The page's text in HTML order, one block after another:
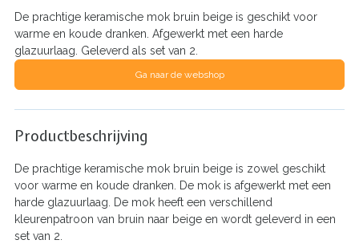
De prachtige keramische mok bruin beige is geschikt voor
warme en koude dranken. Afgewerkt met een harde
glazuurlaag. Geleverd als set van 2.
Ga naar de webshop
Productbeschrijving
De prachtige keramische mok bruin beige is zowel geschikt
voor warme en koude dranken. De mok is afgewerkt met een
harde glazuurlaag. De mok heeft een verschillend
kleurenpatroon van bruin naar beige en wordt geleverd in een
set van 2.